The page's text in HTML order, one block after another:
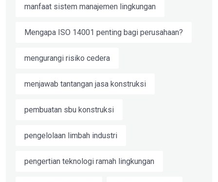
manfaat sistem manajemen lingkungan
Mengapa ISO 14001 penting bagi perusahaan?
mengurangi risiko cedera
menjawab tantangan jasa konstruksi
pembuatan sbu konstruksi
pengelolaan limbah industri
pengertian teknologi ramah lingkungan